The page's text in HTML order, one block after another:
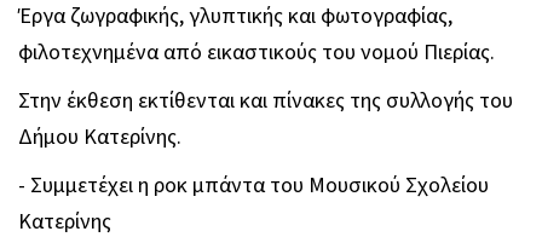
Έργα ζωγραφικής, γλυπτικής και φωτογραφίας,
φιλοτεχνημένα από εικαστικούς του νομού Πιερίας.
Στην έκθεση εκτίθενται και πίνακες της συλλογής του
Δήμου Κατερίνης.
- Συμμετέχει η ροκ μπάντα του Μουσικού Σχολείου
Κατερίνης